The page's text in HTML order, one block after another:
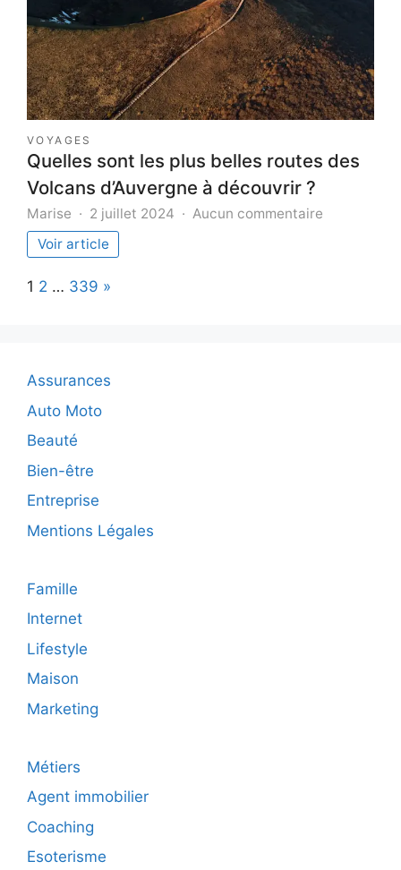
VOYAGES
Quelles sont les plus belles routes des
Volcans d’Auvergne à découvrir ?
Marise 2 juillet 2024 Aucun commentaire
Voir article
Page:
1 2 … 339 Next
»
Assurances
Auto Moto
Beauté
Bien-être
Entreprise
Mentions Légales
Famille
Internet
Lifestyle
Maison
Marketing
Métiers
Agent immobilier
Coaching
Esoterisme